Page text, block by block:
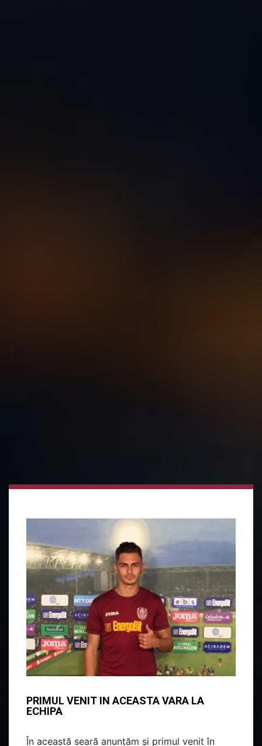
PRIMUL VENIT IN ACEASTA VARA LA
ECHIPA
În această seară anunțăm și primul venit în